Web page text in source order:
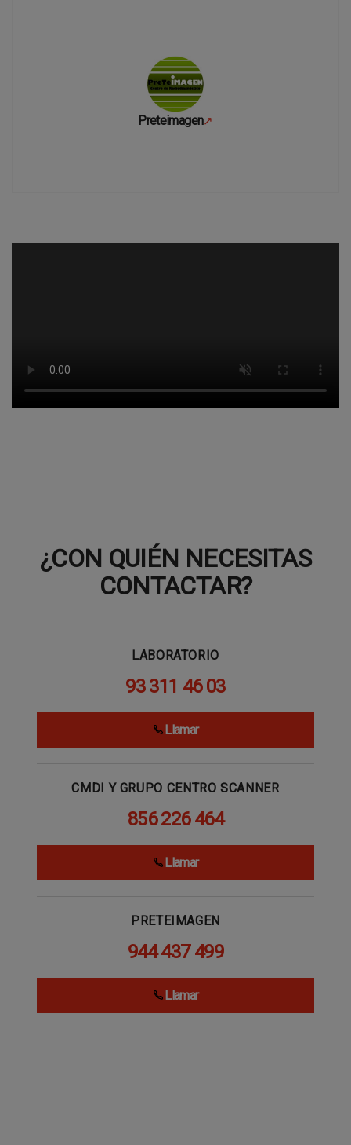
Preteimagen↗
Se abre en una pestaña nueva
¿CON QUIÉN NECESITAS
CONTACTAR?
LABORATORIO
93 311 46 03
Llamar
CMDI Y GRUPO CENTRO SCANNER
856 226 464
Llamar
PRETEIMAGEN
944 437 499
Llamar